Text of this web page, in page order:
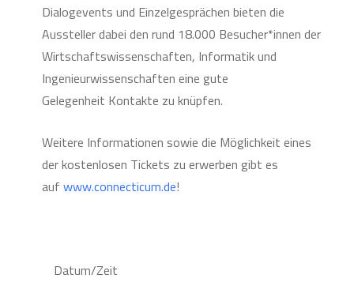
Dialogevents und Einzelgesprächen bieten die
Aussteller dabei den rund 18.000 Besucher*innen der
Wirtschaftswissenschaften, Informatik und
Ingenieurwissenschaften eine gute
Gelegenheit Kontakte zu knüpfen.
Weitere Informationen sowie die Möglichkeit eines
der kostenlosen Tickets zu erwerben gibt es
auf www.connecticum.de!
Datum/Zeit